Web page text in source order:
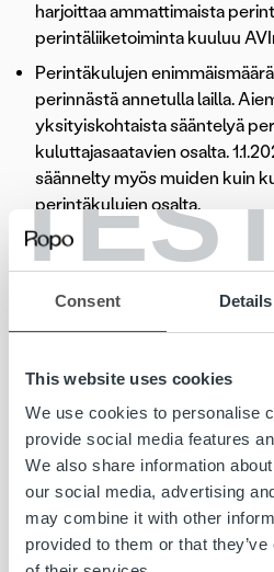
Consent Details
This website uses cookies
We use cookies to personalise
provide social media features
We also share information
our social media, advertising
may combine it with other
provided to them or that
harjoittaa ammattimaista
perintäliiketoiminta kuuluu
Perintäkulujen
perinnästä annetulla lailla.
yksityiskohtaista sääntelyä
kuluttajasaatavien osalta.
säännelty myös muiden kuin
perintäkulujen osalta.
Ropo onlaskun
perintälain sekä hyvän
huolellisesta, ammattitaitoisesta
Automatisoitu
liittyvän manuaalisen työn ja
systemaattisesti. Muistutus-